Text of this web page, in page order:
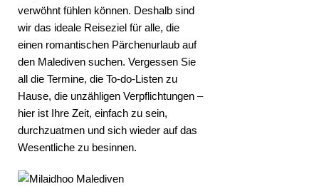
verwöhnt fühlen können. Deshalb sind
wir das ideale Reiseziel für alle, die
einen romantischen Pärchenurlaub auf
den Malediven suchen. Vergessen Sie
all die Termine, die To-do-Listen zu
Hause, die unzähligen Verpflichtungen –
hier ist Ihre Zeit, einfach zu sein,
durchzuatmen und sich wieder auf das
Wesentliche zu besinnen.